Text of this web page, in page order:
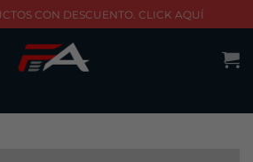
CON DESCUENTO. CLICK AQUÍ